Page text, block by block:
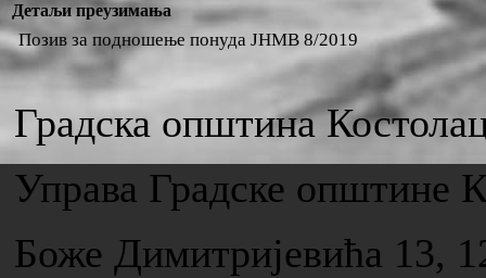
Детаљи преузимања
Позив за подношење понуда ЈНМВ 8/2019
Градска општина
Управа Градске општине
Боже Димитријевића 13,